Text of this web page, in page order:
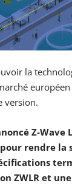
la
version.
Z-Wave
rendre
ZWLR et